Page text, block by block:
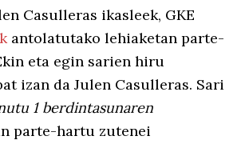
Casulleras ikasleek, GKE
antolatutako lehiaketan parte-
eta egin sarien hiru
izan da Julen Casulleras. Sari
1 berdintasunaren
parte-hartu zutenei